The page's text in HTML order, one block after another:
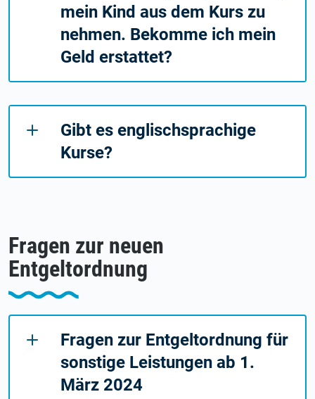
mein Kind aus dem Kurs zu
nehmen. Bekomme ich mein
Geld erstattet?
Gibt es englischsprachige
Kurse?
Fragen zur neuen
Entgeltordnung
Fragen zur Entgeltordnung für
sonstige Leistungen ab 1.
März 2024